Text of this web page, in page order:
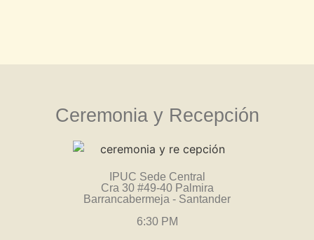
Ceremonia y Recepción
IPUC Sede Central
Cra 30 #49-40 Palmira
Barrancabermeja - Santander
6:30 PM